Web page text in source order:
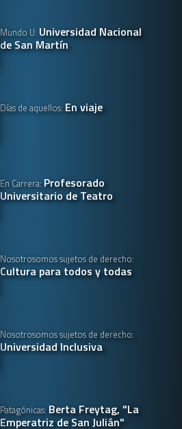
Mundo U: Universidad Nacional
de San Martín
Días de aquellos: En viaje
En Carrera: Profesorado
Universitario de Teatro
Nosotrosomos sujetos de derecho:
Cultura para todos y todas
Nosotrosomos sujetos de derecho:
Universidad Inclusiva
Patagónicas: Berta Freytag, "La
Emperatriz de San Julián"